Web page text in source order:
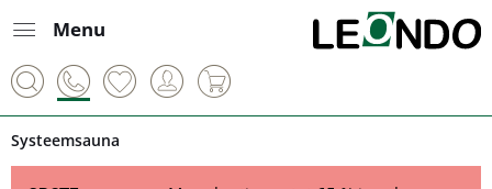
Menu
Systeemsauna